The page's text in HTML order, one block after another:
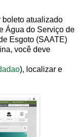
boleto atualizado
Água do Serviço de
Esgoto (SAATE)
você deve
), localizar e